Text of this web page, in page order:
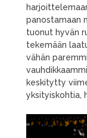
panostamaan
tuonut hyvän
tekemään
vähän
keskitytty
yksityiskohtia,